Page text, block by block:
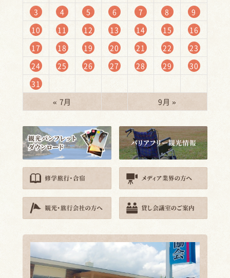
3
4 5 6 7 8
9
10
11 12 13 14 15
16
17
18 19 20 21 22
23
24
25 26 27 28 29
30
31
« 7月
9月 »